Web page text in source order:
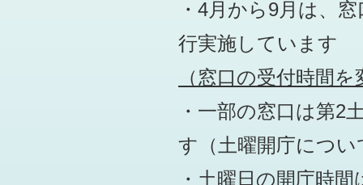
・4月から9月は、
行実施しています
（窓口の受付時間
・一部の窓口は第2
す （土曜開庁につ
・土曜日の開庁時